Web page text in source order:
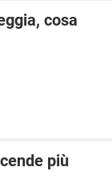
cosa
più